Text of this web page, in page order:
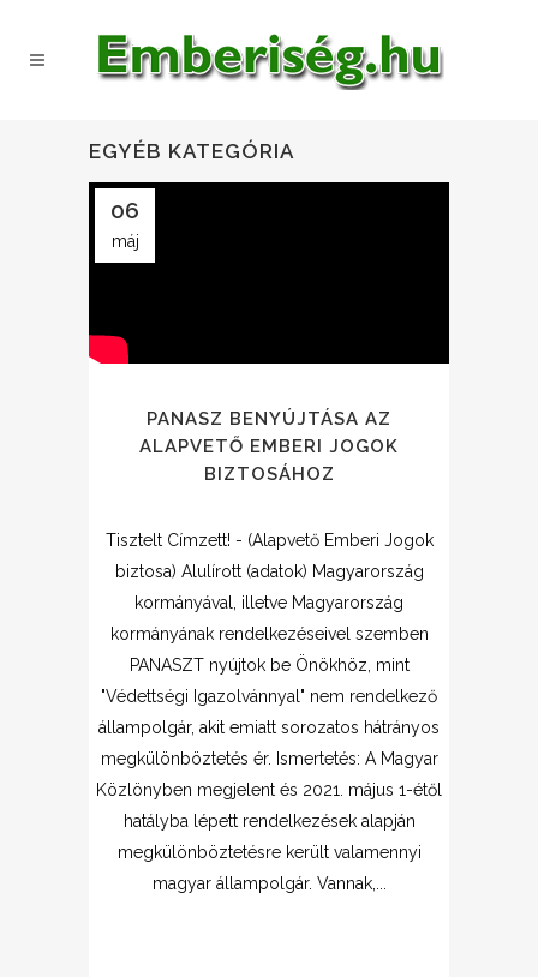
EGYÉB KATEGÓRIA
06
máj
PANASZ BENYÚJTÁSA AZ
ALAPVETŐ EMBERI JOGOK
BIZTOSÁHOZ
Tisztelt Címzett! - (Alapvető Emberi Jogok
biztosa) Alulírott (adatok) Magyarország
kormányával, illetve Magyarország
kormányának rendelkezéseivel szemben
PANASZT nyújtok be Önökhöz, mint
"Védettségi Igazolvánnyal" nem rendelkező
állampolgár, akit emiatt sorozatos hátrányos
megkülönböztetés ér. Ismertetés: A Magyar
Közlönyben megjelent és 2021. május 1-étől
hatályba lépett rendelkezések alapján
megkülönböztetésre került valamennyi
magyar állampolgár. Vannak,...